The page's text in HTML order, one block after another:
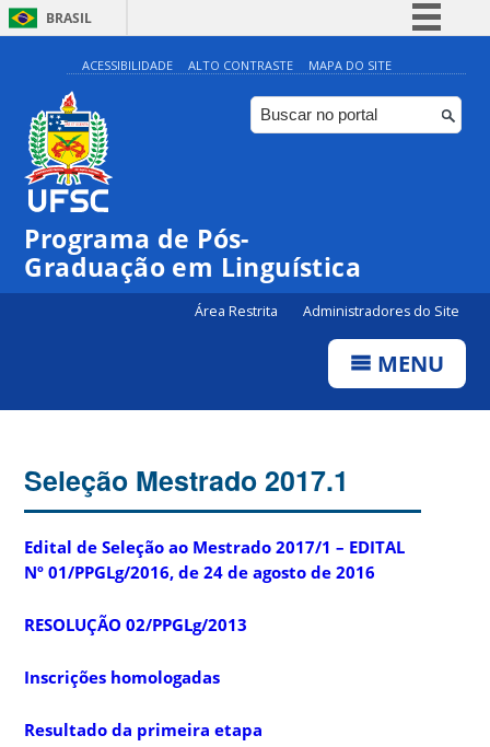
BRASIL
Simplifique!
Comunica BR
Participe
ACESSIBILIDADE ALTO CONTRASTE MAPA DO SITE
Programa de Pós-
Graduação em Linguística
Área Restrita Administradores do Site
MENU
Seleção Mestrado 2017.1
Edital de Seleção ao Mestrado 2017/1 – EDITAL
Nº 01/PPGLg/2016, de 24 de agosto de 2016
RESOLUÇÃO 02/PPGLg/2013
Inscrições homologadas
Resultado da primeira etapa